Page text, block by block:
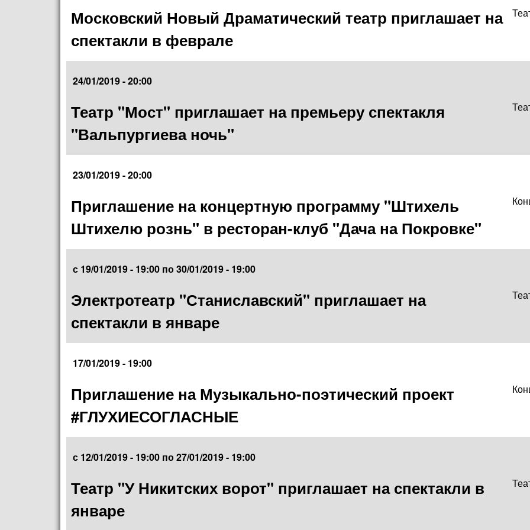
Московский Новый Драматический театр приглашает на
спектакли в феврале
24/01/2019 - 20:00
Театр "Мост" приглашает на премьеру спектакля
"Вальпургиева ночь"
23/01/2019 - 20:00
Приглашение на концертную программу "Штихель
Штихелю рознь" в ресторан-клуб "Дача на Покровке"
с 19/01/2019 - 19:00 по30/01/2019 - 19:00
Электротеатр "Станиславский" приглашает на
спектакли в январе
17/01/2019 - 19:00
Приглашение на Музыкально-поэтический проект
#ГЛУХИЕСОГЛАСНЫЕ
с 12/01/2019 - 19:00 по27/01/2019 - 19:00
Театр "У Никитских ворот" приглашает на спектакли в
январе